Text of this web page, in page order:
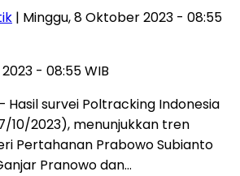
| Minggu, 8 Oktober 2023 - 08:55
- 08:55 WIB
Hasil survei Poltracking Indonesia
10/2023), menunjukkan tren
Pertahanan Prabowo Subianto
Pranowo dan…